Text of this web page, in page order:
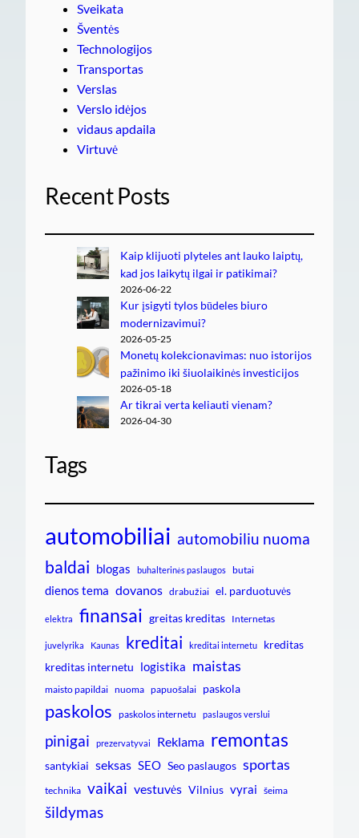
Sveikata
Šventės
Technologijos
Transportas
Verslas
Verslo idėjos
vidaus apdaila
Virtuvė
Recent Posts
Kaip klijuoti plyteles ant lauko laiptų,
kad jos laikytų ilgai ir patikimai?
2026-06-22
Kur įsigyti tylos būdeles biuro
modernizavimui?
2026-05-25
Monetų kolekcionavimas: nuo istorijos
pažinimo iki šiuolaikinės investicijos
2026-05-18
Ar tikrai verta keliauti vienam?
2026-04-30
Tags
automobiliai automobiliu nuoma
baldai blogas buhalterinės paslaugos butai
dienos tema dovanos drabužiai el. parduotuvės
elektra finansai greitas kreditas Internetas
juvelyrika Kaunas kreditai kreditai internetu
kreditas
kreditas internetu logistika maistas
maisto papildai nuoma papuošalai paskola
paskolos paskolos internetu paslaugos verslui
pinigai prezervatyvai Reklama remontas
santykiai seksas SEO Seo paslaugos sportas
technika vaikai vestuvės Vilnius vyrai šeima
šildymas